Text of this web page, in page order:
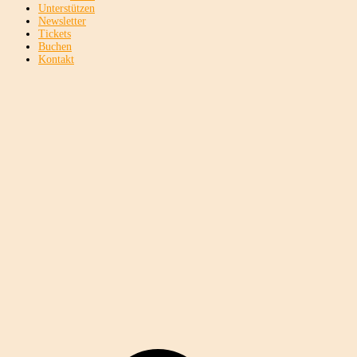
Unterstützen
Newsletter
Tickets
Buchen
Kontakt